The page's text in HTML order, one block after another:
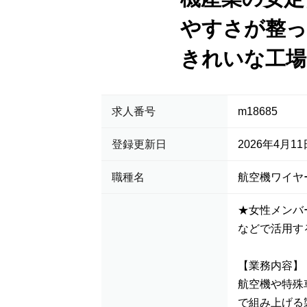
やすさが整
きれいな工場
求人番号 m18685
登録更新日 2026年4月11
職種名 航空機ワイヤ
★女性メンバ
などで活用
【業務内容】
航空機や特殊
で組み上げる